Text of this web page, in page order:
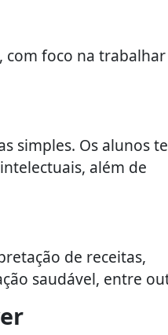
com foco na trabalhar
simples. Os alunos
além de
de receitas,
saudável, entre